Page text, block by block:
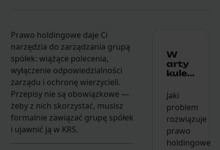
Prawo holdingowe daje Ci
narzędzia do zarządzania grupą
spółek: wiążące polecenia,
wyłączenie odpowiedzialności
zarządu i ochronę wierzycieli.
Przepisy nie są obowiązkowe —
żeby z nich skorzystać, musisz
formalnie zawiązać grupę spółek
i ujawnić ją w KRS.
W
arty
kule...
Jaki
problem
rozwiązuje
prawo
holdingowe